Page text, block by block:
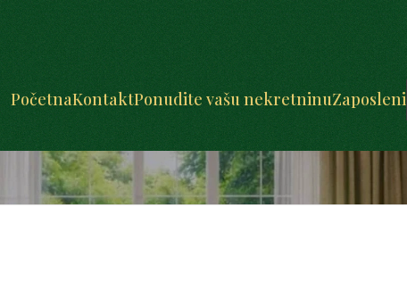
PočetnaKontaktPonudite vašu nekretninuZaposleni